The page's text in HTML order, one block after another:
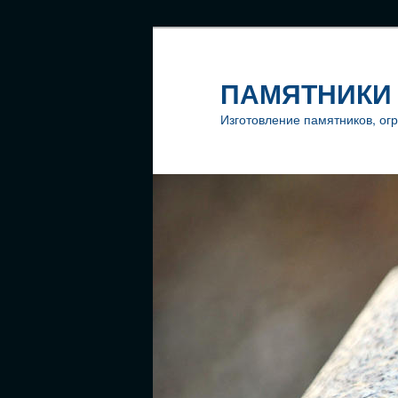
ПАМЯТНИКИ
Изготовление памятников,